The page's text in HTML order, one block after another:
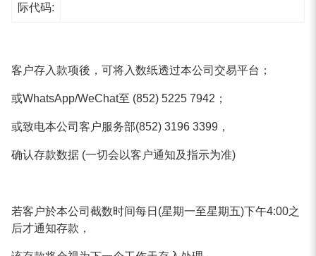
际代码:
客户存入款项後，可将入数纸透过本公司交易平台；
或WhatsApp/WeChat至 (852) 5225 7942；
或致电本公司客户服务部(852) 3196 3399，
确认存款数据 (一切会以客户通知及指示为准)
若客户於本公司截数时间每日(星期一至星期五)下午4:00之
后才通知存款，